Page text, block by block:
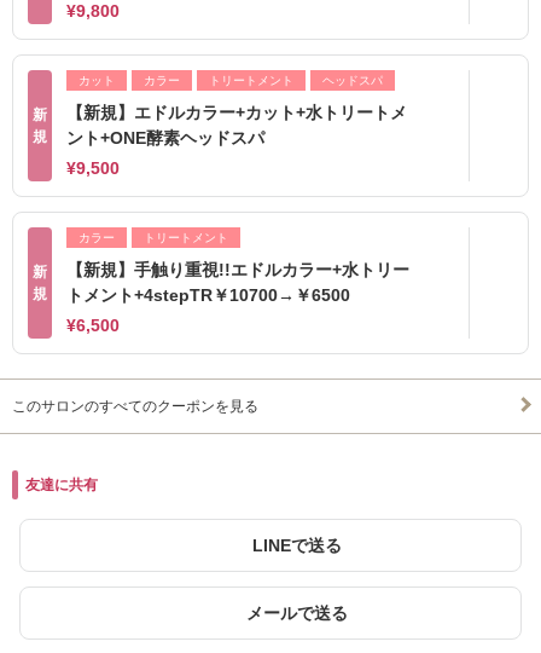
¥9,800
新
規
カット カラー トリートメント ヘッドスパ
【新規】エドルカラー+カット+水トリートメ
ント+ONE酵素ヘッドスパ
¥9,500
新
規
カラー トリートメント
【新規】手触り重視!!エドルカラー+水トリー
トメント+4stepTR￥10700→￥6500
¥6,500
このサロンのすべてのクーポンを見る
友達に共有
LINEで送る
メールで送る